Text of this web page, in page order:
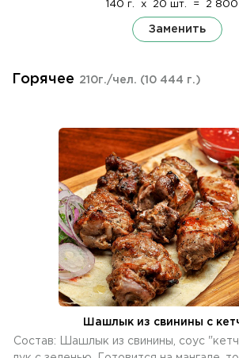
140 г. x 20 шт. = 2 800
Заменить
Горячее 210г./чел. (10 444 г.)
Шашлык из свинины с
Состав: Шашлык из свинины, соус